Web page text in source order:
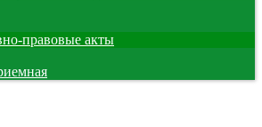
правовые акты